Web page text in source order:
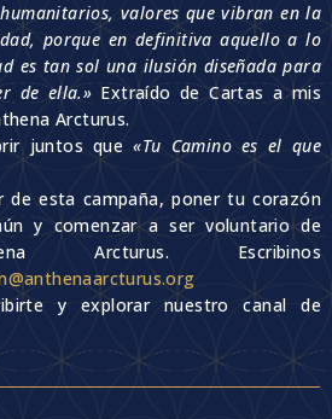
valores que vibran en la
porque en definitiva aquello a lo
es tan sol una ilusión diseñada para
de ella.» Extraído de Cartas a mis
Arcturus.
juntos que «Tu Camino es el que
de esta campaña, poner tu corazón
y comenzar a ser voluntario de
Arcturus. Escribinos
y explorar nuestro canal de